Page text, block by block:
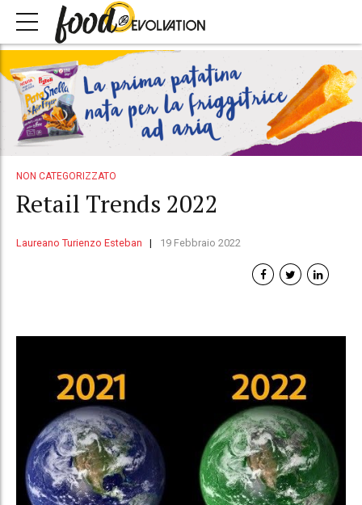
NON CATEGORIZZATO
Retail Trends 2022
Laureano Turienzo Esteban 19 Febbraio 2022